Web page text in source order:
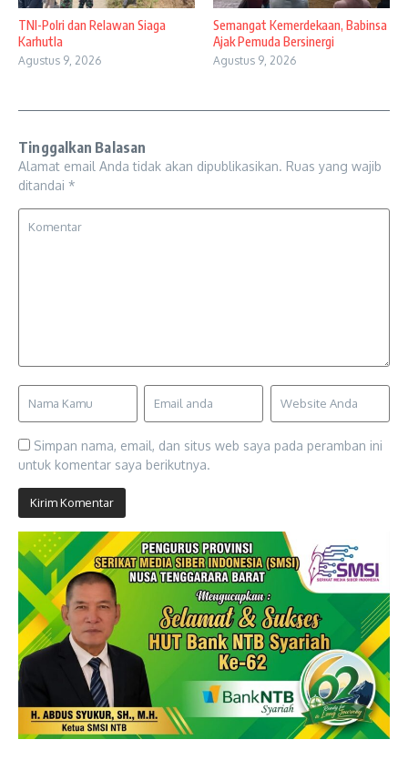
TNI-Polri dan Relawan Siaga
Karhutla
Agustus 9, 2026
Semangat Kemerdekaan, Babinsa
Ajak Pemuda Bersinergi
Agustus 9, 2026
Tinggalkan Balasan
Alamat email Anda tidak akan dipublikasikan. Ruas yang wajib
ditandai *
Simpan nama, email, dan situs web saya pada peramban ini
untuk komentar saya berikutnya.